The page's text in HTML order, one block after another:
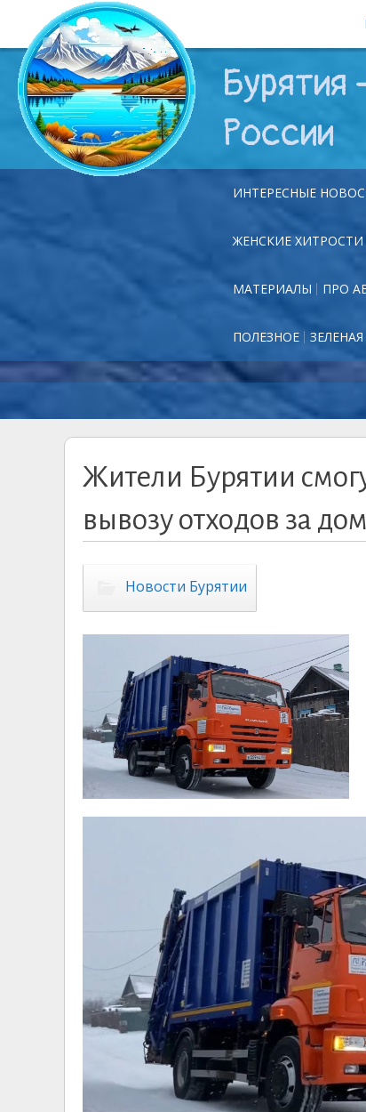
Бурятия
России
ИНТЕРЕСНЫЕ
ЖЕНСКИЕ ХИТРОСТИ
МАТЕРИАЛЫ ПРО
ПОЛЕЗНОЕ
Жители Бурятии
вывозу отходов за
Новости Бурятии